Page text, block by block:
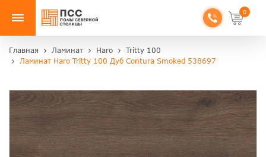
0
Главная Ламинат Haro
Tritty 100
Ламинат Haro Tritty 100 Дуб Contura Smoked 538697